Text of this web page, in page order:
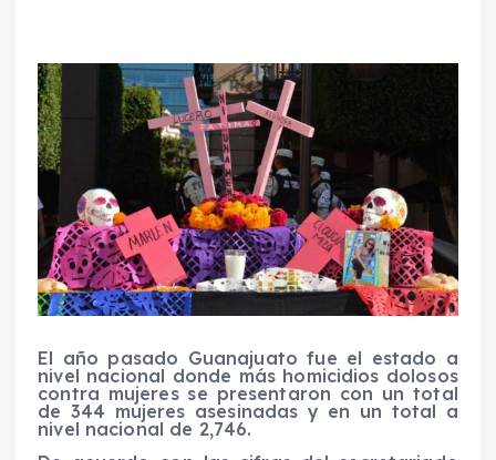
El año pasado Guanajuato fue el estado a
nivel nacional donde más homicidios dolosos
contra mujeres se presentaron con un total
de 344 mujeres asesinadas y en un total a
nivel nacional de 2,746.